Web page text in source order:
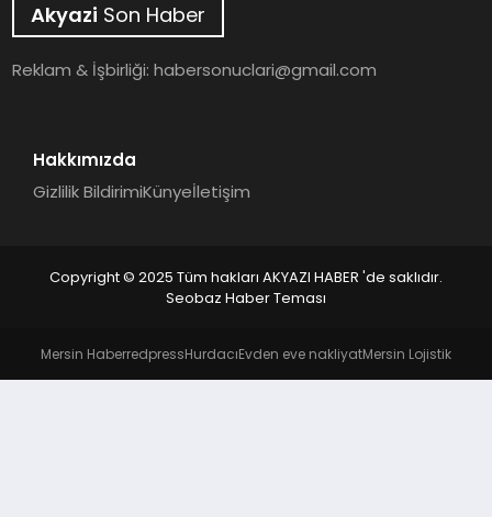
YAŞAM
Akyazi Son Haber
Reklam & İşbirliği:habersonuclari@gmail.com
Hakkımızda
Gizlilik BildirimiKünyeİletişim
Copyright © 2025 Tüm hakları AKYAZI HABER 'de saklıdır.
Seobaz Haber Teması
Mersin HaberredpressHurdacıEvden eve nakliyatMersin Lojistik